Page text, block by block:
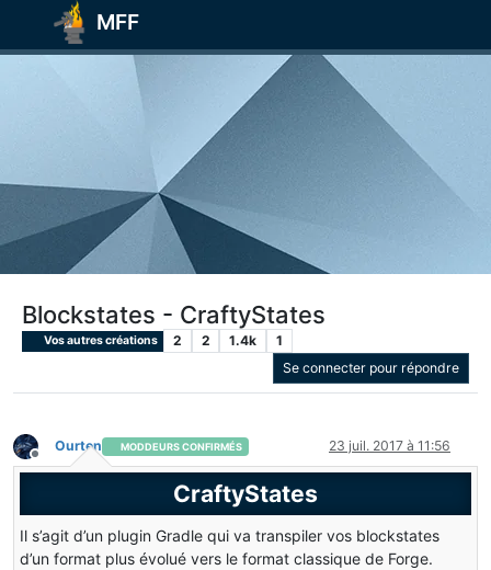
MFF
Blockstates - CraftyStates
Vos autres créations 2 2 1.4k
1
Se connecter pour répondre
Hors-ligne
Ourten MODDEURS CONFIRMÉS 23 juil. 2017 à 11:56
CraftyStates
Il s’agit d’un plugin Gradle qui va transpiler vos blockstates
d’un format plus évolué vers le format classique de Forge.